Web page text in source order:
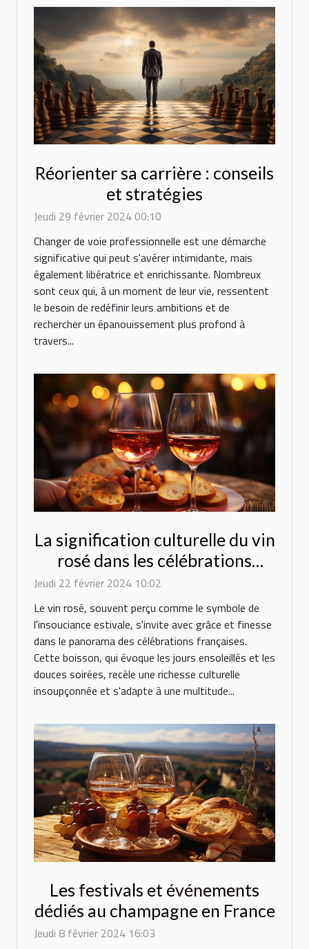
Réorienter sa carrière : conseils
et stratégies
Jeudi 29 février 2024 00:10
Changer de voie professionnelle est une démarche
significative qui peut s'avérer intimidante, mais
également libératrice et enrichissante. Nombreux
sont ceux qui, à un moment de leur vie, ressentent
le besoin de redéfinir leurs ambitions et de
rechercher un épanouissement plus profond à
travers...
La signification culturelle du vin
rosé dans les célébrations
françaises
Jeudi 22 février 2024 10:02
Le vin rosé, souvent perçu comme le symbole de
l'insouciance estivale, s'invite avec grâce et finesse
dans le panorama des célébrations françaises.
Cette boisson, qui évoque les jours ensoleillés et les
douces soirées, recèle une richesse culturelle
insoupçonnée et s'adapte à une multitude...
Les festivals et événements
dédiés au champagne en France
Jeudi 8 février 2024 16:03